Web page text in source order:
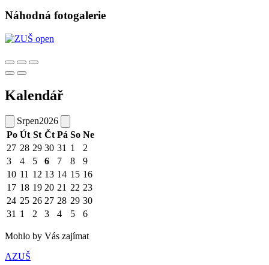
Náhodná fotogalerie
Kalendář
Srpen2026
Po Út St Čt Pá So Ne
27 28 29 30 31 1
2
3
4 5 6 7 8
9
10 11 12 13 14 15 16
17 18 19 20 21 22 23
24 25 26 27 28 29 30
31 1 2 3 4 5 6
Mohlo by Vás zajímat
AZUŠ